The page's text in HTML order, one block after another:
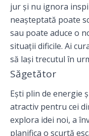
jur și nu ignora
neașteptată poate
sau poate aduce o
situații dificile. Ai
să lași trecutul în
Săgetător
Ești plin de energie
atractiv pentru cei
explora idei noi, a
planifica o scurtă